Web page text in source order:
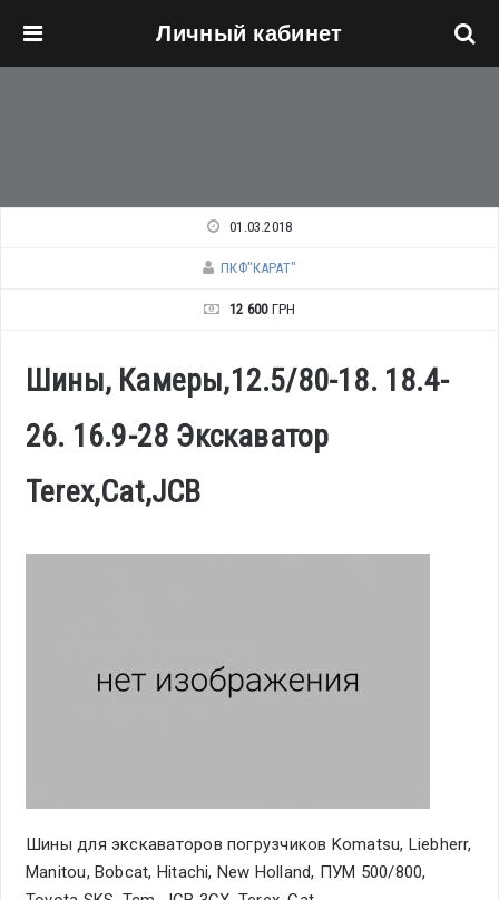
Личный кабинет
01.03.2018
ПКФ"КАРАТ"
12 600 ГРН
Шины, Камеры,12.5/80-18. 18.4-
26. 16.9-28 Экскаватор
Terex,Cat,JCB
Шины для экскаваторов погрузчиков Komatsu, Liebherr,
Manitou, Bobсat, Hitaсhi, New Holland, ПУМ 500/800,